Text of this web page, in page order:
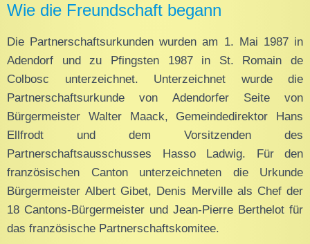
Wie die Freundschaft begann
Die Partnerschaftsurkunden wurden am 1. Mai 1987 in
Adendorf und zu Pfingsten 1987 in St. Romain de
Colbosc unterzeichnet. Unterzeichnet wurde die
Partnerschaftsurkunde von Adendorfer Seite von
Bürgermeister Walter Maack, Gemeindedirektor Hans
Ellfrodt und dem Vorsitzenden des
Partnerschaftsausschusses Hasso Ladwig. Für den
französischen Canton unterzeichneten die Urkunde
Bürgermeister Albert Gibet, Denis Merville als Chef der
18 Cantons-Bürgermeister und Jean-Pierre Berthelot für
das französische Partnerschaftskomitee.